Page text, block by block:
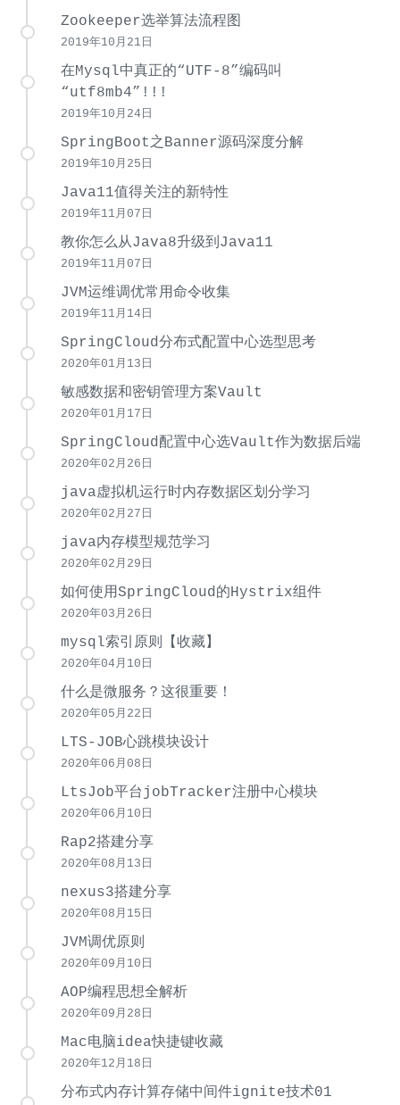
Zookeeper选举算法流程图
2019年10月21日
在Mysql中真正的“UTF-8”编码叫
“utf8mb4”!!!
2019年10月24日
SpringBoot之Banner源码深度分解
2019年10月25日
Java11值得关注的新特性
2019年11月07日
教你怎么从Java8升级到Java11
2019年11月07日
JVM运维调优常用命令收集
2019年11月14日
SpringCloud分布式配置中心选型思考
2020年01月13日
敏感数据和密钥管理方案Vault
2020年01月17日
SpringCloud配置中心选Vault作为数据后端
2020年02月26日
java虚拟机运行时内存数据区划分学习
2020年02月27日
java内存模型规范学习
2020年02月29日
如何使用SpringCloud的Hystrix组件
2020年03月26日
mysql索引原则【收藏】
2020年04月10日
什么是微服务？这很重要！
2020年05月22日
LTS-JOB心跳模块设计
2020年06月08日
LtsJob平台jobTracker注册中心模块
2020年06月10日
Rap2搭建分享
2020年08月13日
nexus3搭建分享
2020年08月15日
JVM调优原则
2020年09月10日
AOP编程思想全解析
2020年09月28日
Mac电脑idea快捷键收藏
2020年12月18日
分布式内存计算存储中间件ignite技术01